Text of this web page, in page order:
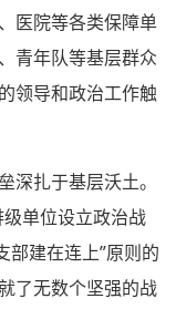
医院等各类保障单
青年队等基层群众
领导和政治工作触
深扎于基层沃土。
单位设立政治战
部建在连上”原则的
了无数个坚强的战